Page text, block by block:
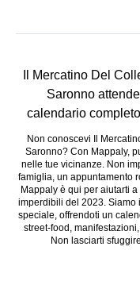
Il Mercatino Del
Saronno
calendario
Non conoscevi Il
Saronno? Con Mappaly,
nelle tue vicinanze. Non
famiglia, un appuntamento
Mappaly è qui per aiutarti
imperdibili del 2023. Siamo
speciale, offrendoti un
street-food,
Non lasciarti